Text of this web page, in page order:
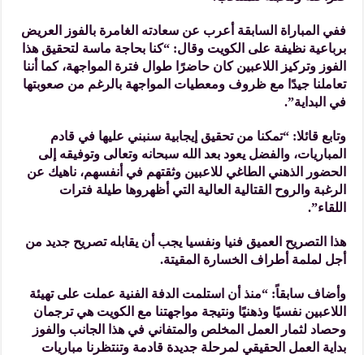
ففي المباراة السابقة أعرب عن سعادته الغامرة بالفوز العريض
برباعية نظيفة على الكويت وقال: “كنا بحاجة ماسة لتحقيق هذا
الفوز وتركيز اللاعبين كان حاضرًا طوال فترة المواجهة، كما أننا
تعاملنا جيدًا مع ظروف ومعطيات المواجهة بالرغم من صعوبتها
في البداية”.
وتابع قائلا: “تمكنا من تحقيق إيجابية سنبني عليها في قادم
المباريات، والفضل يعود بعد الله سبحانه وتعالى وتوفيقه إلى
الحضور الذهني الطاغي للاعبين وثقتهم في أنفسهم، ناهيك عن
الرغبة والروح القتالية العالية التي أظهروها طيلة فترات
اللقاء”.
هذا التصريح العميق فنيا ونفسيا يجب أن يقابله تصريح جديد من
أجل لملمة أطراف الخسارة المقيتة.
وأضاف سابقاً: “منذ أن استلمت الدفة الفنية عملت على تهيئة
اللاعبين نفسيًا وذهنيًا ونتيجة مواجهتنا مع الكويت هي ترجمان
وحصاد لثمار العمل المخلص والمتفاني في هذا الجانب والفوز
بداية العمل الحقيقي لمرحلة جديدة قادمة وتنتظرنا مباريات